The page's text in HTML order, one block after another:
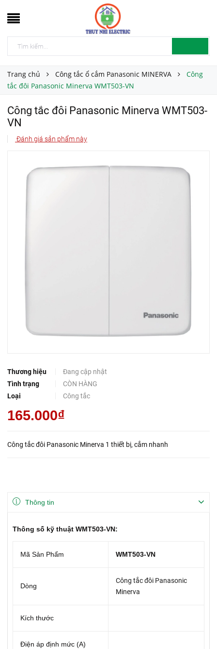
Trang chủ Công tắc ổ cắm Panasonic MINERVA
Công
tắc đôi Panasonic Minerva WMT503-VN
Công tắc đôi Panasonic Minerva WMT503-
VN
Đánh giá sản phẩm này
Thương hiệu
Đang cập nhật
Tình trạng
CÒN HÀNG
Loại
Công tắc
165.000₫
Công tắc đôi Panasonic Minerva 1 thiết bị, cắm nhanh
Thông tin
Thông số kỹ thuật WMT503-VN:
Mã Sản Phẩm WMT503-VN
Dòng
Công tắc đôi Panasonic
Minerva
Kích thước
Điện áp định mức (A)